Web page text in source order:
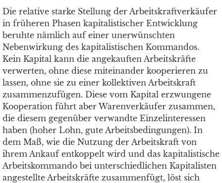
Die relative starke Stellung der Arbeitskraftverkäufer
in früheren Phasen kapitalistischer Entwicklung
beruhte nämlich auf einer unerwünschten
Nebenwirkung des kapitalistischen Kommandos.
Kein Kapital kann die angekauften Arbeitskräfte
verwerten, ohne diese miteinander kooperieren zu
lassen, ohne sie zu einer kollektiven Arbeitskraft
zusammenzufügen. Diese vom Kapital erzwungene
Kooperation führt aber Warenverkäufer zusammen,
die diesem gegenüber verwandte Einzelinteressen
haben (hoher Lohn, gute Arbeitsbedingungen). In
dem Maß, wie die Nutzung der Arbeitskraft von
ihrem Ankauf entkoppelt wird und das kapitalistische
Arbeitskommando bei unterschiedlichen Kapitalisten
angestellte Arbeitskräfte zusammenfügt, löst sich